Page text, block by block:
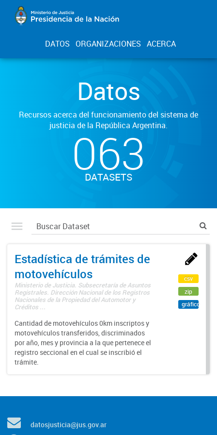
DATOS ORGANIZACIONES ACERCA
Datos
Recursos acerca del funcionamiento del sistema de
justicia de la República Argentina.
063
DATASETS
Estadística de trámites de
motovehículos
Ministerio de Justicia. Subsecretaría de Asuntos
Registrales. Dirección Nacional de los Registros
Nacionales de la Propiedad del Automotor y
Créditos ...
Cantidad de motovehículos 0km inscriptos y
motovehículos transferidos, discriminados
por año, mes y provincia a la que pertenece el
registro seccional en el cual se inscribió el
trámite.
csv
zip
gráfico
datosjusticia@jus.gov.ar